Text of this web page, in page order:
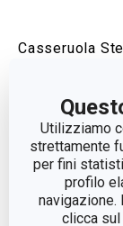
Utilizziamo
strettamente
per fini
profilo
clicca sul
Casseruola
Visualizza